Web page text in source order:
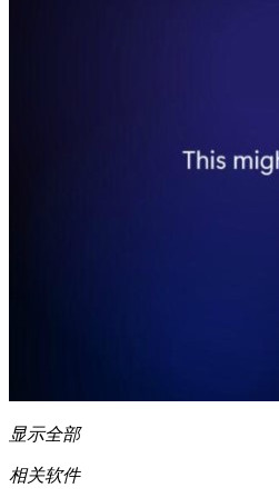
显示全部
相关软件